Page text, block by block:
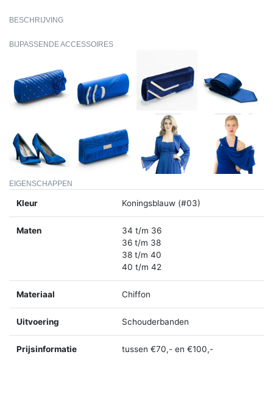
BESCHRIJVING
BIJPASSENDE ACCESSOIRES
EIGENSCHAPPEN
Kleur Koningsblauw (#03)
Maten
34 t/m 36
36 t/m 38
38 t/m 40
40 t/m 42
Materiaal Chiffon
Uitvoering Schouderbanden
Prijsinformatie tussen €70,- en €100,-